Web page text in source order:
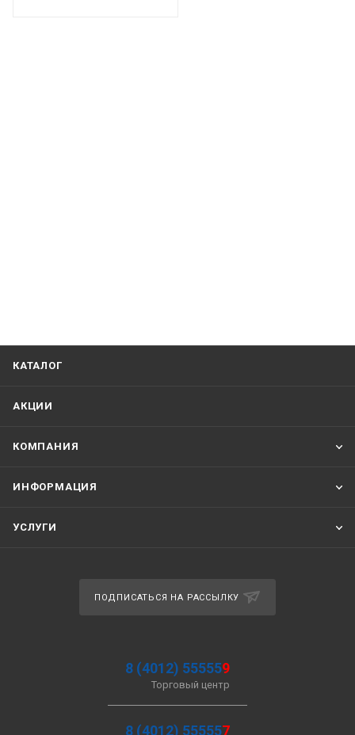
КАТАЛОГ
АКЦИИ
КОМПАНИЯ
ИНФОРМАЦИЯ
УСЛУГИ
ПОДПИСАТЬСЯ НА РАССЫЛКУ
8 (4012) 555559
Торговый центр
8 (4012) 555557